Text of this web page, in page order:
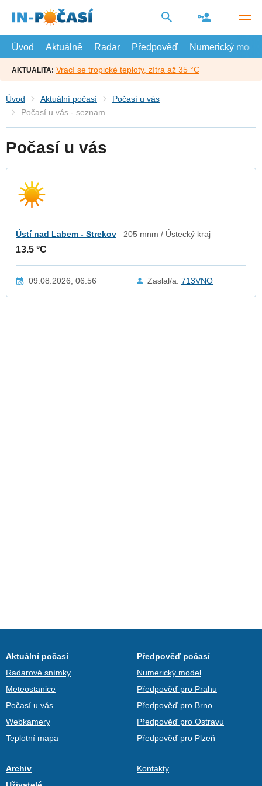
hlavní
Úvod
Aktuálně Radar Předpověď Numerický model
AKTUALITA: Vrací se tropické teploty, zítra až 35 °C
Úvod Aktuální počasí
Počasí u vás
Počasí u vás - seznam
Počasí u vás
Ústí nad Labem - Strekov 205 mnm / Ústecký kraj
13.5 °C
09.08.2026, 06:56 Zaslal/a: 713VNO
Aktuální počasí
Radarové snímky
Meteostanice
Počasí u vás
Webkamery
Teplotní mapa
Předpověď počasí
Numerický model
Předpověď pro Prahu
Předpověď pro Brno
Předpověď pro Ostravu
Předpověď pro Plzeň
Archiv
Kontakty